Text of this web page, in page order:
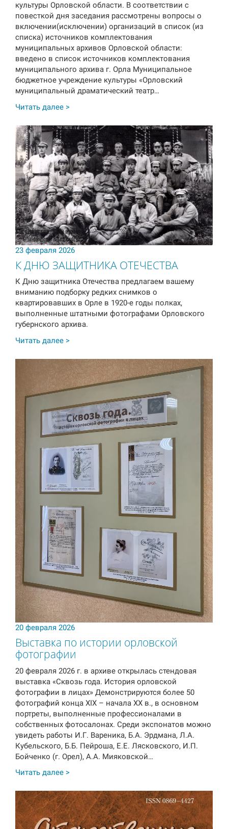
культуры Орловской области. В соответствии с
повесткой дня заседания рассмотрены вопросы о
включении(исключении) организаций в список (из
списка) источников комплектования
муниципальных архивов Орловской области:
введено в список источников комплектования
муниципального архива г. Орла Муниципальное
бюджетное учреждение культуры «Орловский
муниципальный драматический театр…
Читать далее >
23 февраля 2026
К ДНЮ ЗАЩИТНИКА ОТЕЧЕСТВА
К Дню защитника Отечества предлагаем вашему
вниманию подборку редких снимков о
квартировавших в Орле в 1920-е годы полках,
выполненные штатными фотографами Орловского
губернского архива.
Читать далее >
20 февраля 2026
Выставка по истории орловской
фотографии
20 февраля 2026 г. в архиве открылась стендовая
выставка «Сквозь года. История орловской
фотографии в лицах» Демонстрируются более 50
фотографий конца XIX – начала XX в., в основном
портреты, выполненные профессионалами в
собственных фотосалонах. Среди экспонатов можно
увидеть работы И.Г. Вареника, Б.А. Эрдмана, Л.А.
Кубельского, Б.Б. Пейроша, Е.Е. Лясковского, И.П.
Бойченко (г. Орел), А.А. Мияковской…
Читать далее >